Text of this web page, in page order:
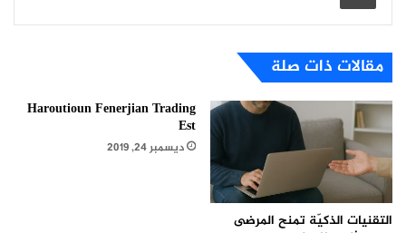
مقالات ذات صلة
التقنيات الذكيّة تمنح المرضى
Haroutioun Fenerjian Trading
Est
ديسمبر 24, 2019